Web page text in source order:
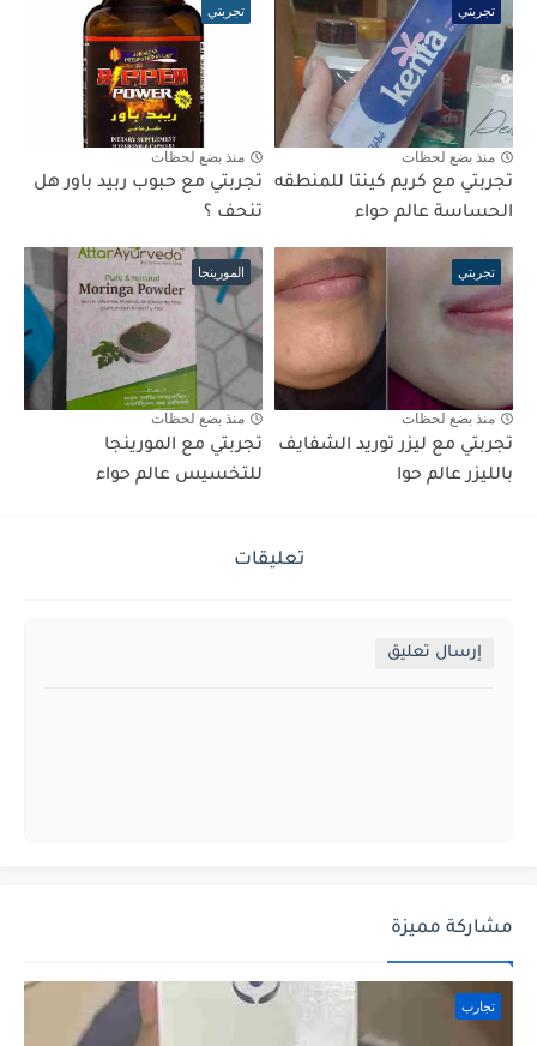
تجربتي
منذ بضع لحظات
تجربتي مع كريم كينتا للمنطقه
الحساسة عالم حواء
تجربتي
منذ بضع لحظات
تجربتي مع حبوب ربيد باور هل
تنحف ؟
تجربتي
منذ بضع لحظات
تجربتي مع ليزر توريد الشفايف
بالليزر عالم حوا
المورينجا
منذ بضع لحظات
تجربتي مع المورينجا
للتخسيس عالم حواء
تعليقات
إرسال تعليق
مشاركة مميزة
تجارب